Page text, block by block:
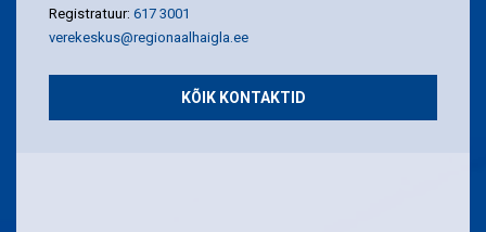
Registratuur: 617 3001
verekeskus@regionaalhaigla.ee
KÕIK KONTAKTID